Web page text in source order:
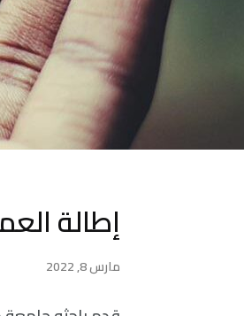
إطالة
مارس 8, 2022